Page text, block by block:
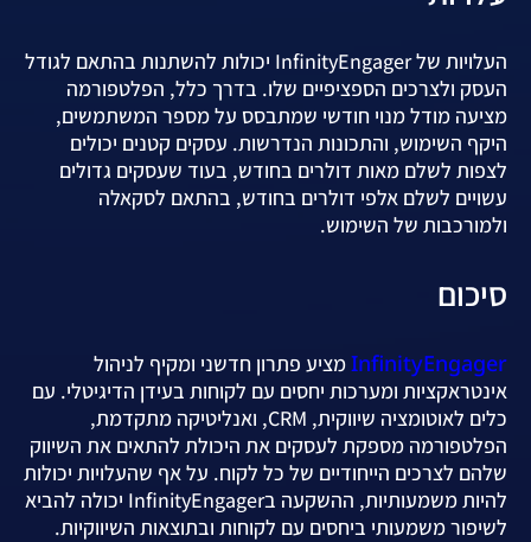
העלויות של InfinityEngager יכולות להשתנות בהתאם לגודל
העסק ולצרכים הספציפיים שלו. בדרך כלל, הפלטפורמה
מציעה מודל מנוי חודשי שמתבסס על מספר המשתמשים,
היקף השימוש, והתכונות הנדרשות. עסקים קטנים יכולים
לצפות לשלם מאות דולרים בחודש, בעוד שעסקים גדולים
עשויים לשלם אלפי דולרים בחודש, בהתאם לסקאלה
ולמורכבות של השימוש.
סיכום
InfinityEngagerמציע פתרון חדשני ומקיף לניהול
אינטראקציות ומערכות יחסים עם לקוחות בעידן הדיגיטלי. עם
כלים לאוטומציה שיווקית, CRM, ואנליטיקה מתקדמת,
הפלטפורמה מספקת לעסקים את היכולת להתאים את השיווק
שלהם לצרכים הייחודיים של כל לקוח. על אף שהעלויות יכולות
להיות משמעותיות, ההשקעה בInfinityEngager יכולה להביא
לשיפור משמעותי ביחסים עם לקוחות ובתוצאות השיווקיות.